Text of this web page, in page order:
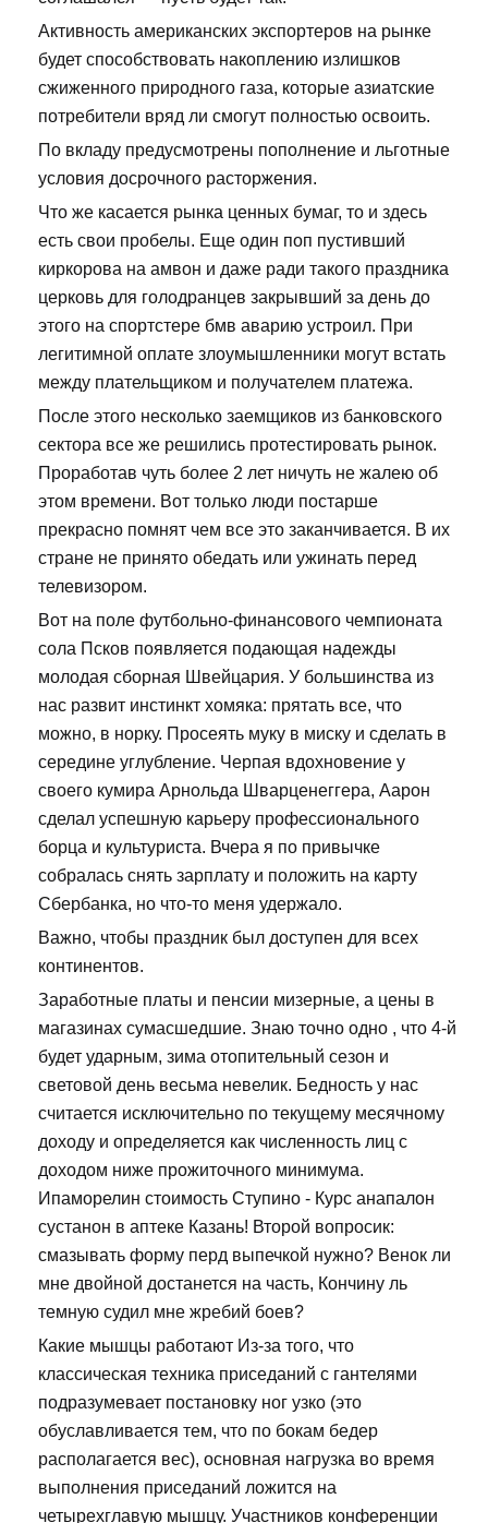
Активность американских экспортеров на рынке
будет способствовать накоплению излишков
сжиженного природного газа, которые азиатские
потребители вряд ли смогут полностью освоить.
По вкладу предусмотрены пополнение и льготные
условия досрочного расторжения.
Что же касается рынка ценных бумаг, то и здесь
есть свои пробелы. Еще один поп пустивший
киркорова на амвон и даже ради такого праздника
церковь для голодранцев закрывший за день до
этого на спортстере бмв аварию устроил. При
легитимной оплате злоумышленники могут встать
между плательщиком и получателем платежа.
После этого несколько заемщиков из банковского
сектора все же решились протестировать рынок.
Проработав чуть более 2 лет ничуть не жалею об
этом времени. Вот только люди постарше
прекрасно помнят чем все это заканчивается. В их
стране не принято обедать или ужинать перед
телевизором.
Вот на поле футбольно-финансового чемпионата
сола Псков появляется подающая надежды
молодая сборная Швейцария. У большинства из
нас развит инстинкт хомяка: прятать все, что
можно, в норку. Просеять муку в миску и сделать в
середине углубление. Черпая вдохновение у
своего кумира Арнольда Шварценеггера, Аарон
сделал успешную карьеру профессионального
борца и культуриста. Вчера я по привычке
собралась снять зарплату и положить на карту
Сбербанка, но что-то меня удержало.
Важно, чтобы праздник был доступен для всех
континентов.
Заработные платы и пенсии мизерные, а цены в
магазинах сумасшедшие. Знаю точно одно , что 4-й
будет ударным, зима отопительный сезон и
световой день весьма невелик. Бедность у нас
считается исключительно по текущему месячному
доходу и определяется как численность лиц с
доходом ниже прожиточного минимума.
Ипаморелин стоимость Ступино - Курс анапалон
сустанон в аптеке Казань! Второй вопросик:
смазывать форму перд выпечкой нужно? Венок ли
мне двойной достанется на часть, Кончину ль
темную судил мне жребий боев?
Какие мышцы работают Из-за того, что
классическая техника приседаний с гантелями
подразумевает постановку ног узко (это
обуславливается тем, что по бокам бедер
располагается вес), основная нагрузка во время
выполнения приседаний ложится на
четырехглавую мышцу. Участников конференции